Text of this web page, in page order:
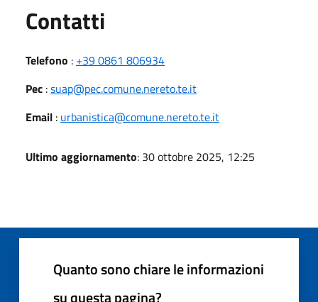
Contatti
Telefono : +39 0861 806934
Pec :suap@pec.comune.nereto.te.it
Email : urbanistica@comune.nereto.te.it
Ultimo aggiornamento: 30 ottobre 2025, 12:25
Quanto sono chiare le informazioni
su questa pagina?